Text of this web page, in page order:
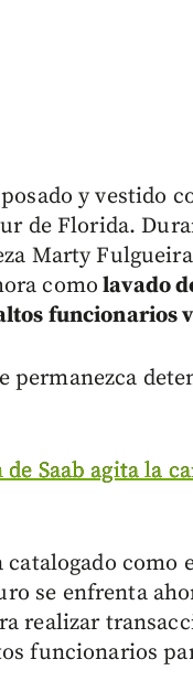
y vestido
de Florida.
Marty
como lavado
funcionarios
permanezca
Saab agita la
se enfrenta
realizar
funcionarios